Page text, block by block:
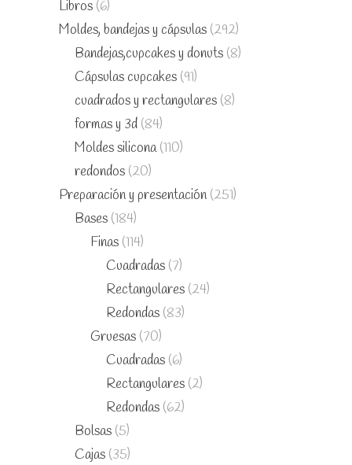
Libros (6)
Moldes, bandejas y cápsulas (292)
Bandejas,cupcakes y donuts (8)
Cápsulas cupcakes (91)
cuadrados y rectangulares (8)
formas y 3d (84)
Moldes silicona (110)
redondos (20)
Preparación y presentación (251)
Bases (184)
Finas (114)
Cuadradas (7)
Rectangulares (24)
Redondas (83)
Gruesas (70)
Cuadradas (6)
Rectangulares (2)
Redondas (62)
Bolsas (5)
Cajas (35)